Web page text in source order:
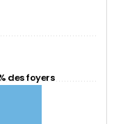
des foyers